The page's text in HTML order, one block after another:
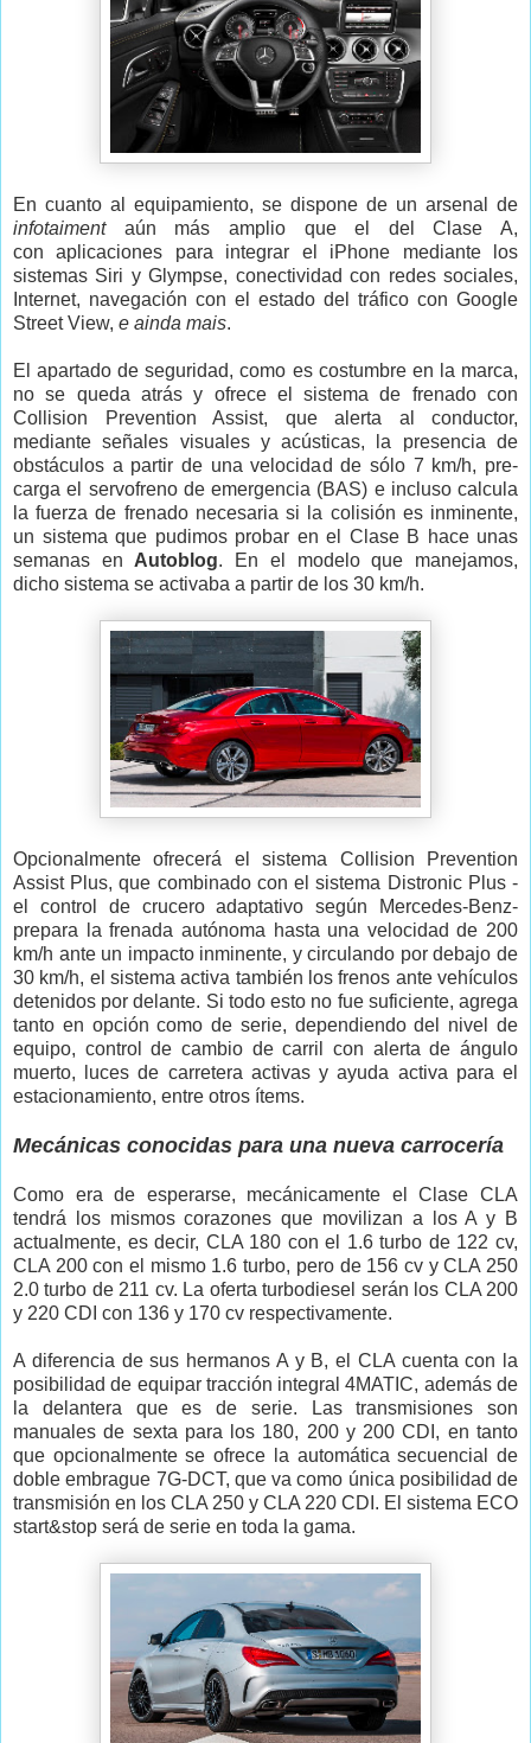
En cuanto al equipamiento, se dispone de un arsenal de
infotaiment aún más amplio que el del Clase A,
con aplicaciones para integrar el iPhone mediante los
sistemas Siri y Glympse, conectividad con redes sociales,
Internet, navegación con el estado del tráfico con Google
Street View, e ainda mais.
El apartado de seguridad, como es costumbre en la marca,
no se queda atrás y ofrece el sistema de frenado con
Collision Prevention Assist, que alerta al conductor,
mediante señales visuales y acústicas, la presencia de
obstáculos a partir de una velocidad de sólo 7 km/h, pre-
carga el servofreno de emergencia (BAS) e incluso calcula
la fuerza de frenado necesaria si la colisión es inminente,
un sistema que pudimos probar en el Clase B hace unas
semanas enAutoblog. En el modelo que manejamos,
dicho sistema se activaba a partir de los 30 km/h.
Opcionalmente ofrecerá el sistema Collision Prevention
Assist Plus, que combinado con el sistema Distronic Plus -
el control de crucero adaptativo según Mercedes-Benz-
prepara la frenada autónoma hasta una velocidad de 200
km/h ante un impacto inminente, y circulando por debajo de
30 km/h, el sistema activa también los frenos ante vehículos
detenidos por delante. Si todo esto no fue suficiente, agrega
tanto en opción como de serie, dependiendo del nivel de
equipo, control de cambio de carril con alerta de ángulo
muerto, luces de carretera activas y ayuda activa para el
estacionamiento, entre otros ítems.
Mecánicas conocidas para una nueva carrocería
Como era de esperarse, mecánicamente el Clase CLA
tendrá los mismos corazones que movilizan a los A y B
actualmente, es decir, CLA 180 con el 1.6 turbo de 122 cv,
CLA 200 con el mismo 1.6 turbo, pero de 156 cv y CLA 250
2.0 turbo de 211 cv. La oferta turbodiesel serán los CLA 200
y 220 CDI con 136 y 170 cv respectivamente.
A diferencia de sus hermanos A y B, el CLA cuenta con la
posibilidad de equipar tracción integral 4MATIC, además de
la delantera que es de serie. Las transmisiones son
manuales de sexta para los 180, 200 y 200 CDI, en tanto
que opcionalmente se ofrece la automática secuencial de
doble embrague 7G-DCT, que va como única posibilidad de
transmisión en los CLA 250 y CLA 220 CDI. El sistema ECO
start&stop será de serie en toda la gama.